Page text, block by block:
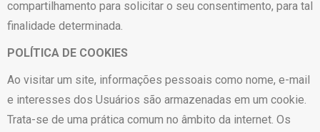
compartilhamento para solicitar o seu consentimento, para tal
finalidade determinada.
POLÍTICA DE COOKIES
Ao visitar um site, informações pessoais como nome, e-mail
e interesses dos Usuários são armazenadas em um cookie.
Trata-se de uma prática comum no âmbito da internet. Os